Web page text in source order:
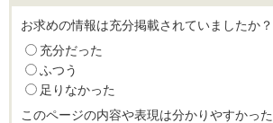
お求めの情報は充分掲載されていましたか？
充分だった
ふつう
足りなかった
このページの内容や表現は分かりやすかっ